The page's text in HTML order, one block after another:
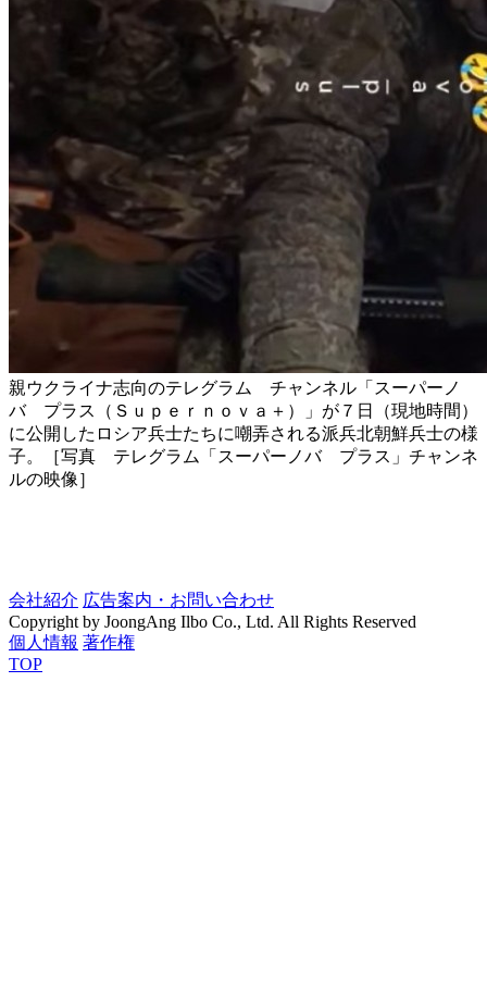
親ウクライナ志向のテレグラム チャンネル「スーパーノ
バ プラス（Ｓｕｐｅｒｎｏｖａ＋）」が７日（現地時間）
に公開したロシア兵士たちに嘲弄される派兵北朝鮮兵士の様
子。［写真 テレグラム「スーパーノバ プラス」チャンネ
ルの映像］
会社紹介 広告案内・お問い合わせ
Copyright by JoongAng Ilbo Co., Ltd. All Rights Reserved
個人情報 著作権
TOP